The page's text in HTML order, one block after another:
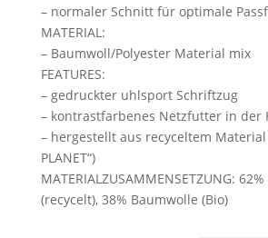
– normaler Schnitt für optimale
MATERIAL:
– Baumwoll/Polyester Material mix
FEATURES:
– gedruckter uhlsport Schriftzug
– kontrastfarbenes Netzfutter in der
– hergestellt aus recyceltem Material
PLANET“)
MATERIALZUSAMMENSETZUNG:
(recycelt), 38% Baumwolle (Bio)